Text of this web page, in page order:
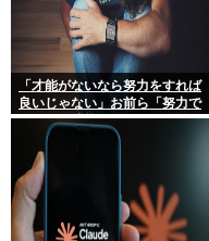
「才能がないなら努力をすれば
良いじゃない」お前ら「努力で
きるのも才能だよ」←は？